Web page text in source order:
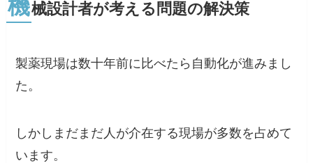
機械設計者が考える問題の解決策
製薬現場は数十年前に比べたら自動化が進みまし
た。
しかしまだまだ人が介在する現場が多数を占めて
います。